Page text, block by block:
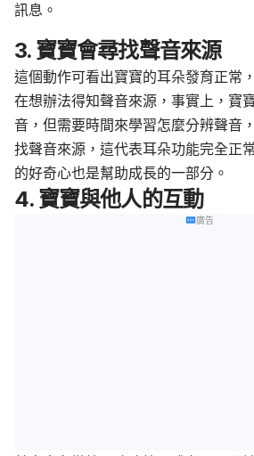
訊息。
3. 寶寶會尋找聲音來源
這個動作可看出寶寶的耳朵發育正常
在想辦法得知聲音來源，事實上，寶
音，但需要時間來學習怎麼分辨聲音
找聲音來源，這代表耳朵功能完全正
的好奇心也是幫助成長的一部分。
4. 寶寶與他人的互動
廣告